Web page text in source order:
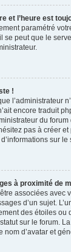
et l’heure est
paramétré
se peut que le
!
l’administrateur
encore traduit
du forum
pas à créer
sur le
à proximité de
associées avec
d’un sujet.
des étoiles ou
sur le forum.
nom d’avatar et